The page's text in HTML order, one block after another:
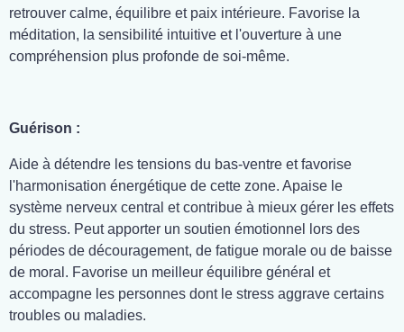
retrouver calme, équilibre et paix intérieure. Favorise la
méditation, la sensibilité intuitive et l'ouverture à une
compréhension plus profonde de soi-même.
Guérison :
Aide à détendre les tensions du bas-ventre et favorise
l'harmonisation énergétique de cette zone. Apaise le
système nerveux central et contribue à mieux gérer les effets
du stress. Peut apporter un soutien émotionnel lors des
périodes de découragement, de fatigue morale ou de baisse
de moral. Favorise un meilleur équilibre général et
accompagne les personnes dont le stress aggrave certains
troubles ou maladies.